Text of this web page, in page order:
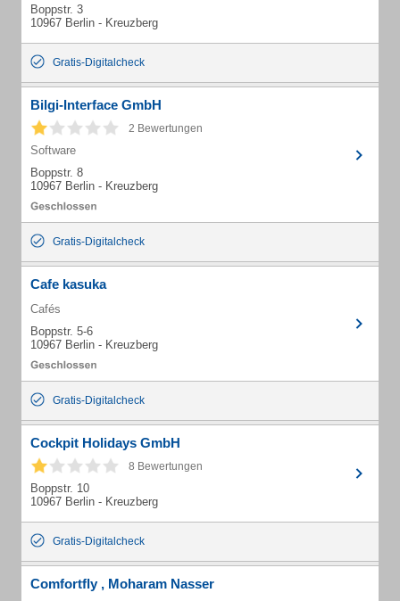
Boppstr. 3
10967 Berlin - Kreuzberg
Gratis-Digitalcheck
Bilgi-Interface GmbH
2 Bewertungen
Software
Boppstr. 8
10967 Berlin - Kreuzberg
Gratis-Digitalcheck
Cafe kasuka
Cafés
Boppstr. 5-6
10967 Berlin - Kreuzberg
Gratis-Digitalcheck
Cockpit Holidays GmbH
8 Bewertungen
Boppstr. 10
10967 Berlin - Kreuzberg
Gratis-Digitalcheck
Comfortfly , Moharam Nasser